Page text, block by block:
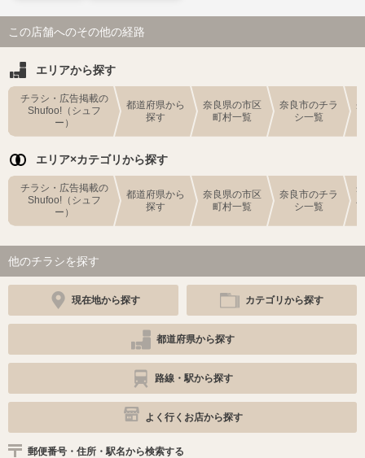
この店舗へのその他の経路
エリアから探す
チラシ・広告掲載の
Shufoo!（シュフ
ー）
都道府県から
探す
奈良県の市区
町村一覧
奈良市のチラ
シ一覧
エリア×カテゴリから探す
チラシ・広告掲載の
Shufoo!（シュフ
ー）
都道府県から
探す
奈良県の市区
町村一覧
奈良市のチラ
シ一覧
他のチラシを探す
現在地から探す カテゴリから探す
都道府県から探す
路線・駅から探す
よく行くお店から探す
郵便番号・住所・駅名から検索する